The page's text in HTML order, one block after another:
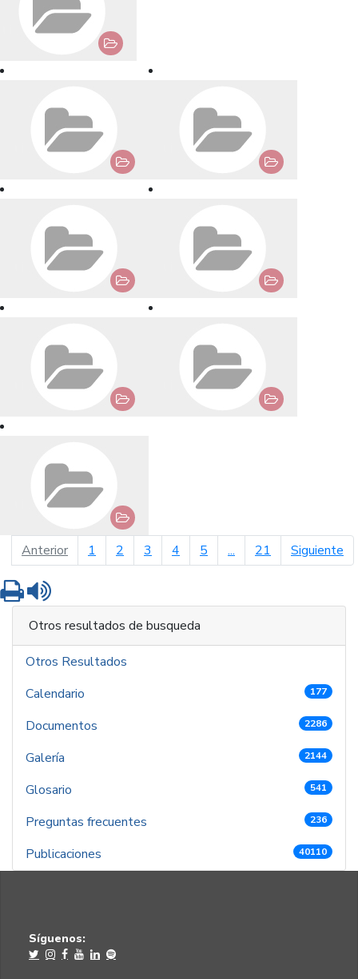
Anteriorpágina anterior
1 2 3 4 5 ... 21 Siguiente
Imprimir
Otros resultados de busqueda
Otros Resultados
Calendario
177
Documentos 2286
Galería 2144
Glosario 541
Preguntas frecuentes 236
Publicaciones 40110
Síguenos: